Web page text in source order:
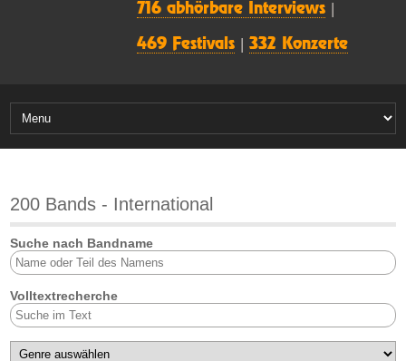
716 abhörbare Interviews
469 Festivals |332 Konzerte
200 Bands - International
Suche nach Bandname
Volltextrecherche